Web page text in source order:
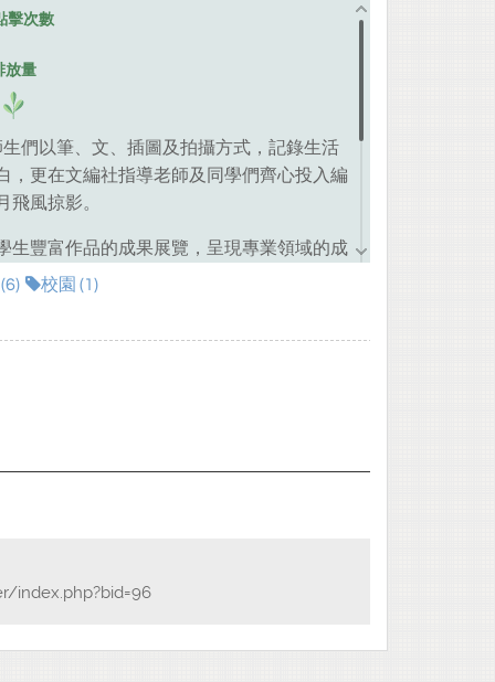
擊次數
放量
們以筆、文、插圖及拍攝方式，記錄生活
，更在文編社指導老師及同學們齊心投入編
飛風掠影。
生豐富作品的成果展覽，呈現專業領域的成
日教育旅行，成長了同學們異國生活文化體
校園 (1)
index.php?bid=96